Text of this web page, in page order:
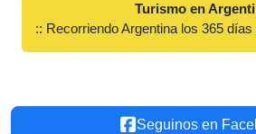
Turismo en
:: Recorriendo Argentina los 365 días
Seguinos en